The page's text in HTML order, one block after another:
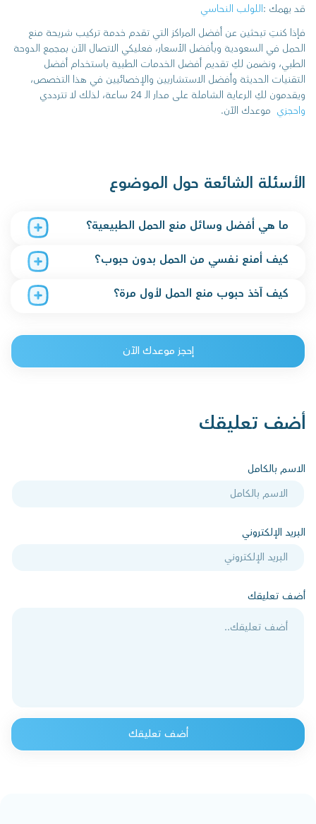
قد يهمك :اللولب النحاسي
فإذا كنتِ تبحثين عن أفضل المراكز التي تقدم خدمة تركيب شريحة منع
الحمل في السعودية وبأفضل الأسعار، فعليكي الاتصال الآن بمجمع الدوحة
الطبي، ونضمن لكِ تقديم أفضل الخدمات الطبية باستخدام أفضل
التقنيات الحديثة وأفضل الاستشاريين والإخصائيين في هذا التخصص،
ويقدمون لكِ الرعاية الشاملة على مدار الـ 24 ساعة، لذلك لا تترددي
واحجزي موعدك الآن.
الأسئلة الشائعة حول الموضوع
ما هي أفضل وسائل منع الحمل الطبيعية؟
كيف أمنع نفسي من الحمل بدون حبوب؟
كيف آخذ حبوب منع الحمل لأول مرة؟
إحجز موعدك الآن
أضف تعليقك
الاسم بالكامل
البريد الإلكتروني
أضف تعليقك
أضف تعليقك